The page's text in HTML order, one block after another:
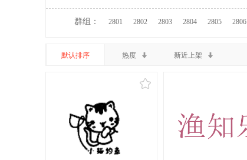
群组： 2801 2802 2803 2804 2805 2806
默认排序 热度 新近上架